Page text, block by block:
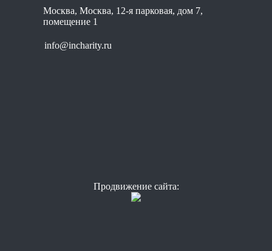
Продвижение сайта:
Москва, Москва, 12-я парковая, дом 7,
помещение 1
info@incharity.ru